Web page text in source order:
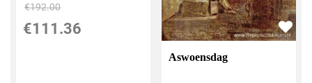
€192.00
€111.36
Aswoensdag